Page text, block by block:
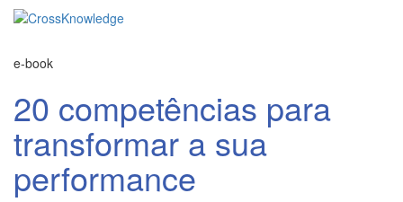
e-book
20 competências para
transformar a sua
performance